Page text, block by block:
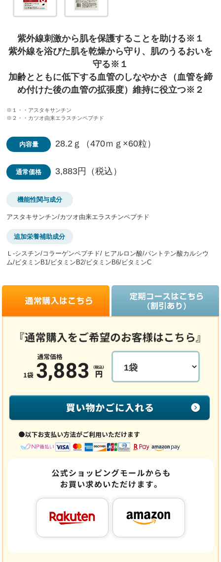
紫外線刺激から肌を保護することを助ける※１
紫外線を浴びた肌を乾燥から守り、肌のうるおいを
守る※１
加齢とともに低下する血管のしなやかさ（血管を締
め付けた後の血管の拡張度）維持に役立つ※２
※１・・アスタキサンチン
※２・・カツオ由来エラスチンペプチド
内容量 28.2ｇ（470ｍｇ×60粒）
通常価格 3,883円（税込）
機能性関与成分
アスタキサンチン/カツオ由来エラスチンペプチド
追加栄養補助成分
Ｌ-シスチン/コラーゲンペプチド/ ヒアルロン酸/パントテン酸カルシウ
ム/ビタミンB1/ビタミンB2/ビタミンB6/ビタミンC